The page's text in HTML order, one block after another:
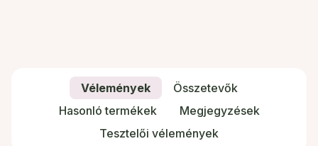
Vélemények
Összetevők
Hasonló termékek
Megjegyzések
Tesztelői vélemények